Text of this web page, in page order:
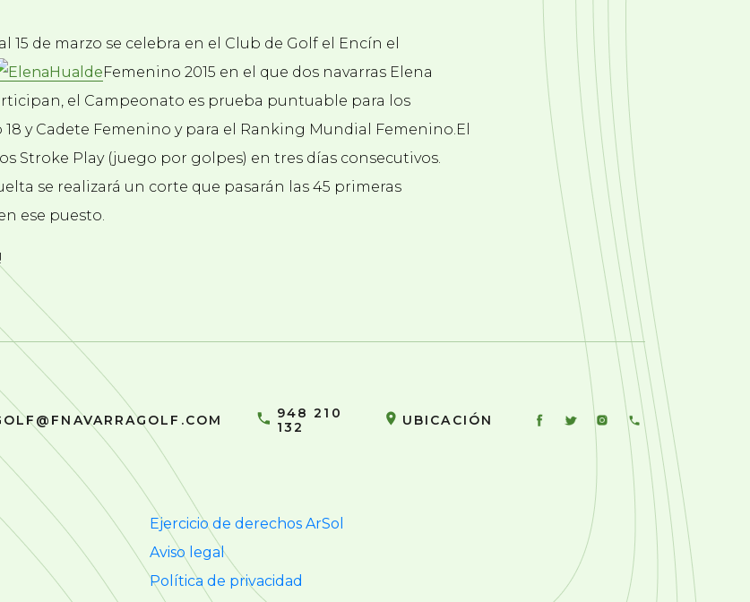
15 de marzo se celebra en el Club de Golf el Encín el
Femenino 2015 en el que dos navarras Elena
el Campeonato es prueba puntuable para los
y Cadete Femenino y para el Ranking Mundial Femenino.El
Stroke Play (juego por golpes) en tres días consecutivos.
se realizará un corte que pasarán las 45 primeras
ese puesto.
948 210
132
UBICACIÓN
Ejercicio de derechos ArSol
Aviso legal
Política de privacidad